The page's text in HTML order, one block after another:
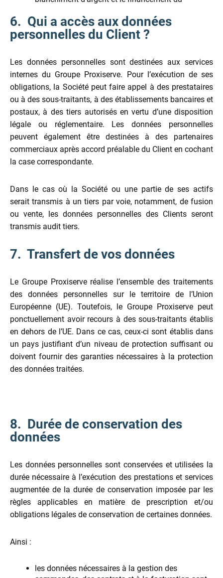
6. Qui a accès aux données
personnelles du Client ?
Les données personnelles sont destinées aux services
internes du Groupe Proxiserve. Pour l’exécution de ses
obligations, la Société peut faire appel à des prestataires
ou à des sous-traitants, à des établissements bancaires et
postaux, à des tiers autorisés en vertu d’une disposition
légale ou réglementaire. Les données personnelles
peuvent également être destinées à des partenaires
commerciaux après accord préalable du Client en cochant
la case correspondante.
Dans le cas où la Société ou une partie de ses actifs
serait transmis à un tiers par voie, notamment, de fusion
ou vente, les données personnelles des Clients seront
transmis audit tiers.
7. Transfert de vos données
Le Groupe Proxiserve réalise l’ensemble des traitements
des données personnelles sur le territoire de l’Union
Européenne (UE). Toutefois, le Groupe Proxiserve peut
ponctuellement avoir recours à des sous-traitants établis
en dehors de l’UE. Dans ce cas, ceux-ci sont établis dans
un pays justifiant d’un niveau de protection suffisant ou
doivent fournir des garanties nécessaires à la protection
des données traitées.
8. Durée de conservation des
données
Les données personnelles sont conservées et utilisées la
durée nécessaire à l’exécution des prestations et services
augmentée de la durée de conservation imposée par les
règles applicables en matière de prescription et/ou
obligations légales de conservation de certaines données.
Ainsi :
les données nécessaires à la gestion des